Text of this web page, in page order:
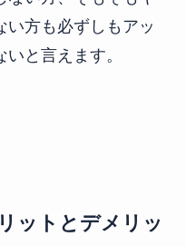
い方も必ずしもアッ
と言えます。
ットとデメリッ